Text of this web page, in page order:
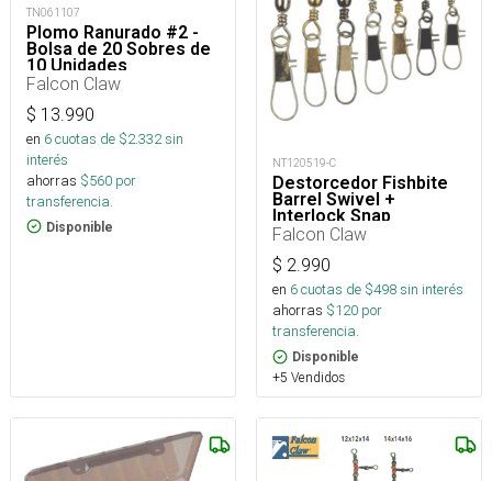
TN061107
Plomo Ranurado #2 -
Bolsa de 20 Sobres de
10 Unidades
Falcon Claw
$ 13.990
en 6cuotas de $2.332sin
interés
ahorras $560 por
transferencia.
Disponible
NT120519-C
Destorcedor Fishbite
Barrel Swivel +
Interlock Snap
Falcon Claw
$ 2.990
en 6cuotas de $498sin interés
ahorras $120 por
transferencia.
Disponible
+5 Vendidos